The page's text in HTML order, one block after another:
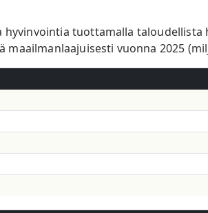
tuottamalla taloudellista
vuonna 2025